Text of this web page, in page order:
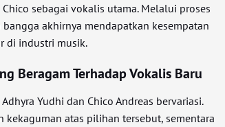
sebagai vokalis utama. Melalui proses
akhirnya mendapatkan kesempatan
di industri musik.
Beragam Terhadap Vokalis Baru
Yudhi dan Chico Andreas bervariasi.
kekaguman atas pilihan tersebut, sementara